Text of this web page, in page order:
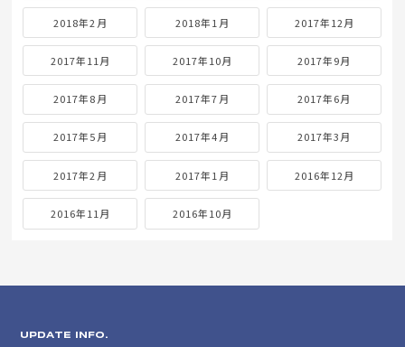
2018年2月 2018年1月 2017年12月
2017年11月 2017年10月 2017年9月
2017年8月 2017年7月 2017年6月
2017年5月 2017年4月 2017年3月
2017年2月 2017年1月 2016年12月
2016年11月 2016年10月
UPDATE INFO.